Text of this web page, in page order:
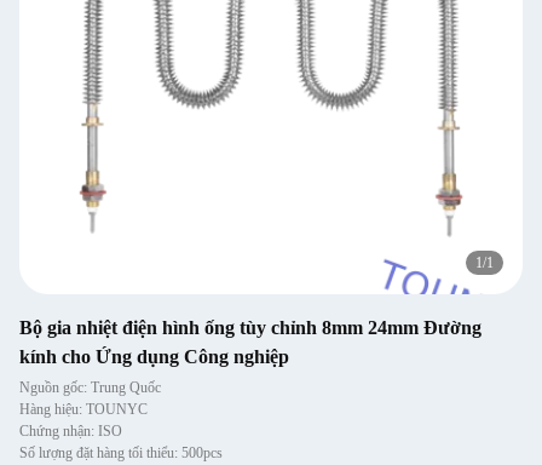
1/1
Bộ gia nhiệt điện hình ống tùy chỉnh 8mm 24mm Đường
kính cho Ứng dụng Công nghiệp
Nguồn gốc: Trung Quốc
Hàng hiệu: TOUNYC
Chứng nhận: ISO
Số lượng đặt hàng tối thiểu: 500pcs